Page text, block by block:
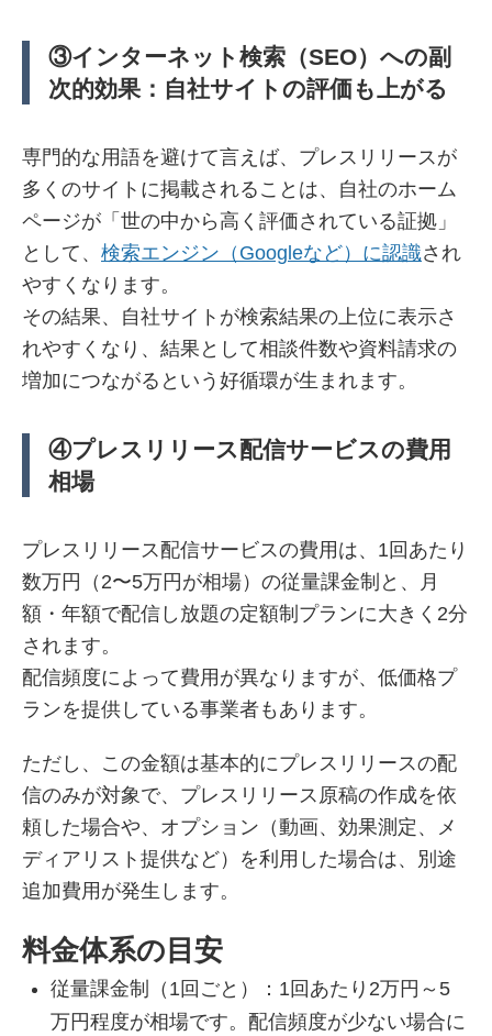
③インターネット検索（SEO）への副
次的効果：自社サイトの評価も上がる
専門的な用語を避けて言えば、プレスリリースが
多くのサイトに掲載されることは、自社のホーム
ページが「世の中から高く評価されている証拠」
として、 検索エンジン（Googleなど）に認識され
やすくなります。
その結果、自社サイトが検索結果の上位に表示さ
れやすくなり、結果として相談件数や資料請求の
増加につながるという好循環が生まれます。
④プレスリリース配信サービスの費用
相場
プレスリリース配信サービスの費用は、1回あたり
数万円（2〜5万円が相場）の従量課金制と、月
額・年額で配信し放題の定額制プランに大きく2分
されます。
配信頻度によって費用が異なりますが、低価格プ
ランを提供している事業者もあります。
ただし、この金額は基本的にプレスリリースの配
信のみが対象で、プレスリリース原稿の作成を依
頼した場合や、オプション（動画、効果測定、メ
ディアリスト提供など）を利用した場合は、別途
追加費用が発生します。
料金体系の目安
従量課金制（1回ごと）：1回あたり2万円～5
万円程度が相場です。配信頻度が少ない場合に